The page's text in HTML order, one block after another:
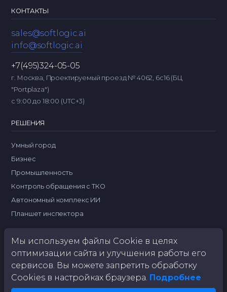
КОНТАКТЫ
sales@softlogic.ai
info@softlogic.ai
+7(495)324-05-05
г. Москва, Проектируемый проезд № 4062, 6с16 (БЦ
"Portplaza")
с 9:00 до 18:00 (UTC+3)
РЕШЕНИЯ
Умный город
Бизнес
Промышленность
Контроль обращения с ТКО
Автономный комплекс ИИ
Планшет инспектора
О КОМПАНИИ
О нас
Отдел продаж
Мы используем файлы Cookie в целях
оптимизации сайта и улучшения работы его
сервисов. Вы можете запретить обработку
Cookies в настройках браузера. Подробнее